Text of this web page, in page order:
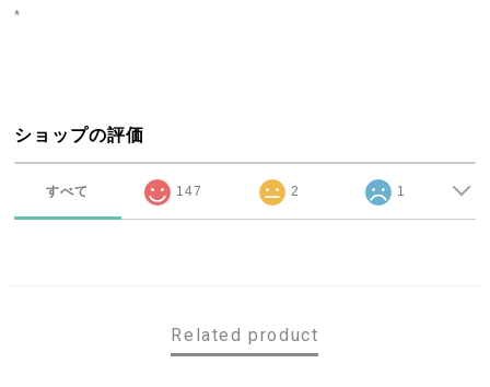
*
ショップの評価
すべて 147 2 1
Related product